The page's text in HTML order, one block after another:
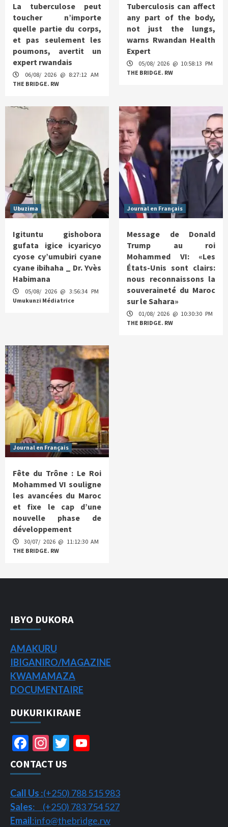
La tuberculose peut
toucher n’importe
quelle partie du corps,
et pas seulement les
poumons, avertit un
expert rwandais
06/08/ 2026 @ 8:27:12 AM
THE BRIDGE. RW
Tuberculosis can affect
any part of the body,
not just the lungs,
warns Rwandan Health
Expert
05/08/ 2026 @ 10:58:13 PM
THE BRIDGE. RW
Ubuzima
Igituntu gishobora
gufata igice icyaricyo
cyose cy’umubiri cyane
cyane ibihaha _ Dr. Yvès
Habimana
05/08/ 2026 @ 3:56:34 PM
Umukunzi Médiatrice
Journal en Français
Message de Donald
Trump au roi
Mohammed VI: «Les
États-Unis sont clairs:
nous reconnaissons la
souveraineté du Maroc
sur le Sahara»
01/08/ 2026 @ 10:30:30 PM
THE BRIDGE. RW
Journal en Français
Fête du Trône : Le Roi
Mohammed VI souligne
les avancées du Maroc
et fixe le cap d’une
nouvelle phase de
développement
30/07/ 2026 @ 11:12:30 AM
THE BRIDGE. RW
IBYO DUKORA
AMAKURU
IBIGANIRO/MAGAZINE
KWAMAMAZA
DOCUMENTAIRE
DUKURIKIRANE
Facebook
Instagram
Twitter
CONTACT US
Call Us :(+250) 788 515 983
Sales: (+250) 783 754 527
Email:info@thebridge.rw